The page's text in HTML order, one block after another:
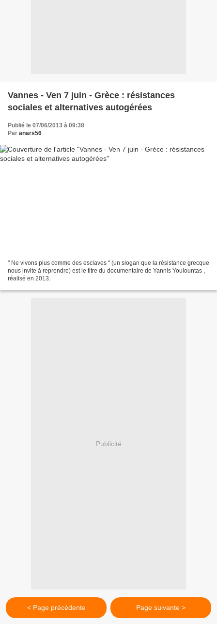
Vannes - Ven 7 juin - Grèce : résistances
sociales et alternatives autogérées
Publié le 07/06/2013 à 09:38
Par anars56
" Ne vivons plus comme des esclaves " (un slogan que la résistance grecque
nous invite à reprendre) est le titre du documentaire de Yannis Youlountas ,
réalisé en 2013.
Publicité
< Page précédente Page suivante >